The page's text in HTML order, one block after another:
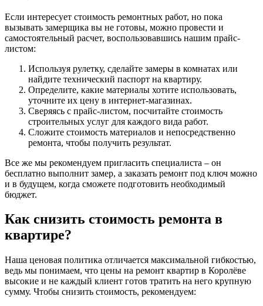
Если интересует стоимость ремонтных работ, но пока
вызывать замерщика вы не готовы, можно провести и
самостоятельный расчет, воспользовавшись нашим прайс-
листом:
Используя рулетку, сделайте замеры в комнатах или
найдите технический паспорт на квартиру.
Определите, какие материалы хотите использовать,
уточните их цену в интернет-магазинах.
Сверяясь с прайс-листом, посчитайте стоимость
строительных услуг для каждого вида работ.
Сложите стоимость материалов и непосредственно
ремонта, чтобы получить результат.
Все же мы рекомендуем пригласить специалиста – он
бесплатно выполнит замер, а заказать ремонт под ключ можно
и в будущем, когда сможете подготовить необходимый
бюджет.
Как снизить стоимость ремонта в
квартире?
Наша ценовая политика отличается максимальной гибкостью,
ведь мы понимаем, что цены на ремонт квартир в Королёве
высокие и не каждый клиент готов тратить на него крупную
сумму. Чтобы снизить стоимость, рекомендуем: